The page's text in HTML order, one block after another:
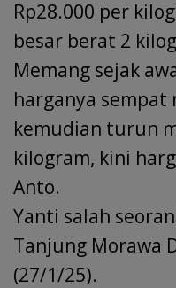
Rp28.000 per
besar berat 2
Memang sejak
harganya sempat
kemudian turun
kilogram, kini
Anto.
Yanti salah
Tanjung Morawa
(27/1/25).